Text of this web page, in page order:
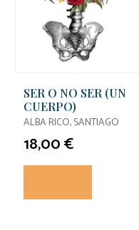
SER O NO SER (UN
CUERPO)
ALBA RICO, SANTIAGO
18,00 €